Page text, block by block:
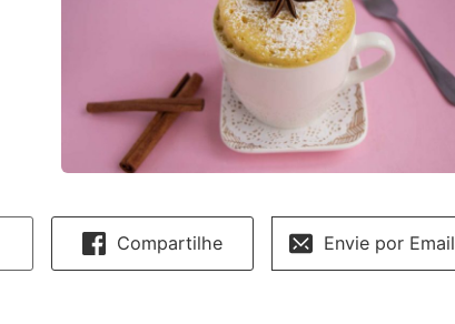
Compartilhe Envie por Email